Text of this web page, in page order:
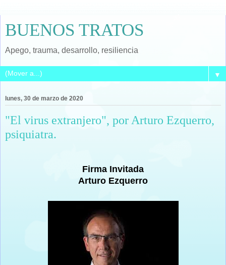
BUENOS TRATOS
Apego, trauma, desarrollo, resiliencia
▼
lunes, 30 de marzo de 2020
"El virus extranjero", por Arturo Ezquerro,
psiquiatra.
Firma Invitada
Arturo Ezquerro